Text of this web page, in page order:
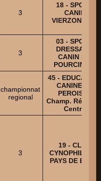
3
18 - SPORT
CANIN
VIERZONNAIS
3
03 - SPORT
DRESSAGE
CANIN ST-
POURCINOIS
championnat
regional
45 - EDUCATION
CANINE ST
PEROISE -
Champ.
Centre
3
19 - CLUB
CYNOPHILE DU
PAYS DE BRIVE